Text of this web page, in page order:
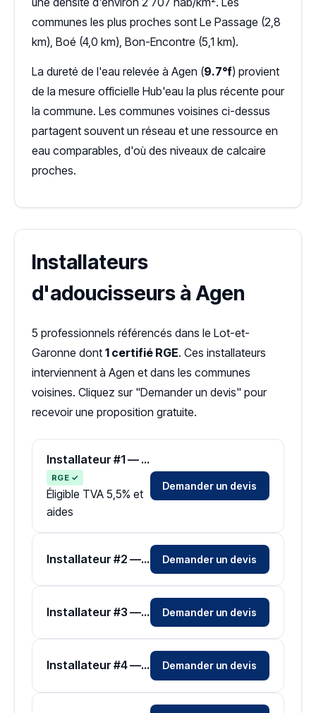
communes les plus proches sont Le Passage (2,8
km), Boé (4,0 km), Bon-Encontre (5,1 km).
La dureté de l'eau relevée à Agen (9.7°f) provient
de la mesure officielle Hub'eau la plus récente pour
la commune. Les communes voisines ci-dessus
partagent souvent un réseau et une ressource en
eau comparables, d'où des niveaux de calcaire
proches.
Installateurs
d'adoucisseurs à Agen
5 professionnels référencés dans le Lot-et-
Garonne dont 1 certifié RGE. Ces installateurs
interviennent à Agen et dans les communes
voisines. Cliquez sur "Demander un devis" pour
recevoir une proposition gratuite.
Installateur #1 — Zone Lot-et-Garonne
RGE ✓
Éligible TVA 5,5% et
aides
Demander un devis
Installateur #2 — Zone Lot-et-Garonne Demander un devis
Installateur #3 — Zone Lot-et-Garonne Demander un devis
Installateur #4 — Zone Lot-et-Garonne Demander un devis